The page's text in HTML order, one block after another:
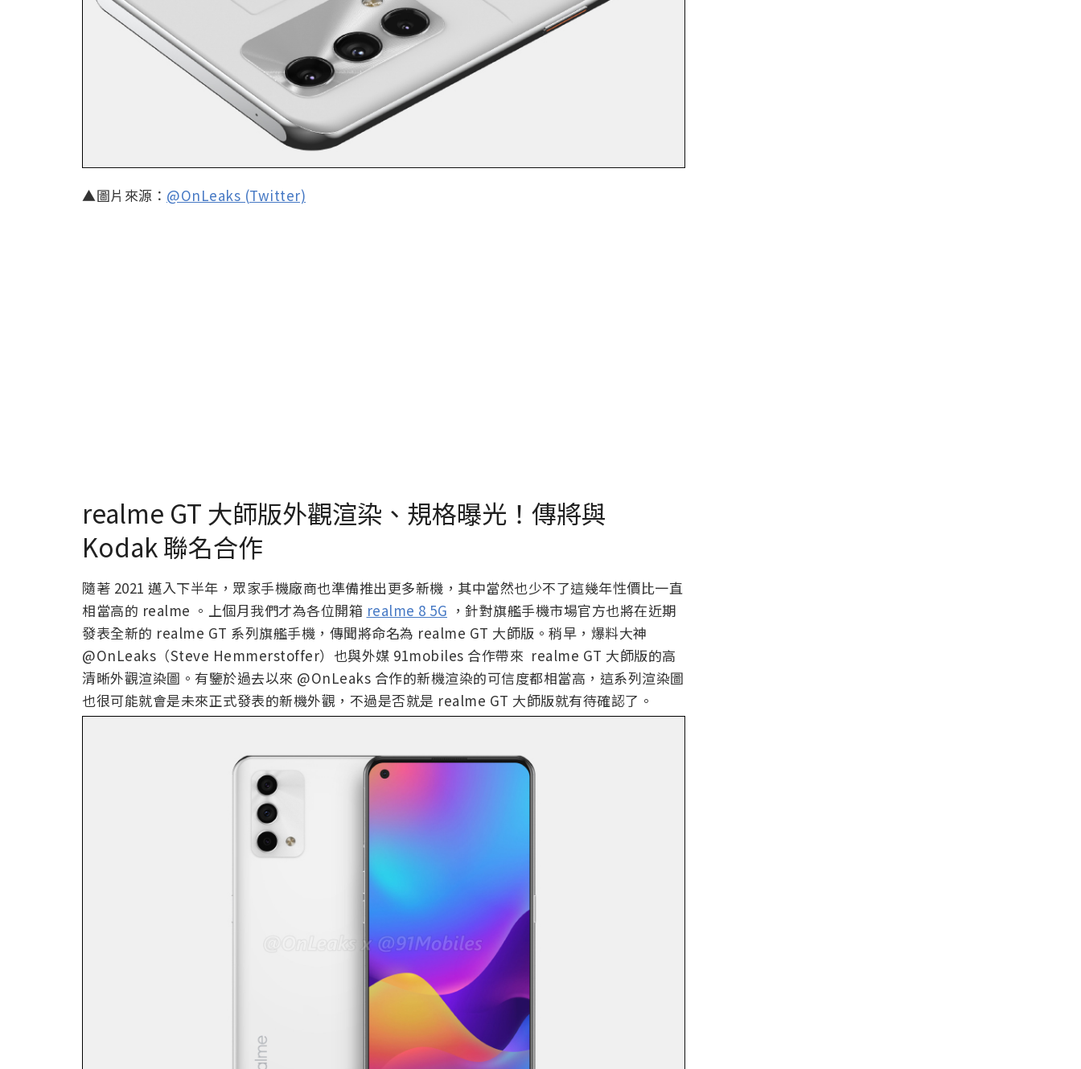
▲圖片來源： @OnLeaks (Twitter)
realme GT 大師版外觀渲染、規格曝光！傳將與
Kodak 聯名合作
隨著 2021 邁入下半年，眾家手機廠商也準備推出更多新機，其中當然也少不了這幾年性價比一直
相當高的 realme 。上個月我們才為各位開箱 realme 8 5G ，針對旗艦手機市場官方也將在近期
發表全新的 realme GT 系列旗艦手機，傳聞將命名為 realme GT 大師版。稍早，爆料大神
@OnLeaks（Steve Hemmerstoffer）也與外媒 91mobiles 合作帶來 realme GT 大師版的高
清晰外觀渲染圖。有鑒於過去以來 @OnLeaks 合作的新機渲染的可信度都相當高，這系列渲染圖
也很可能就會是未來正式發表的新機外觀，不過是否就是 realme GT 大師版就有待確認了。